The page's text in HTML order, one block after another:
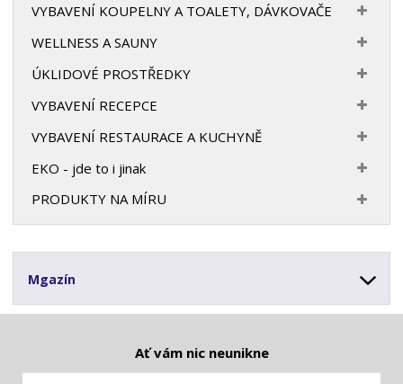
VYBAVENÍ KOUPELNY A TOALETY, DÁVKOVAČE
WELLNESS A SAUNY
ÚKLIDOVÉ PROSTŘEDKY
VYBAVENÍ RECEPCE
VYBAVENÍ RESTAURACE A KUCHYNĚ
EKO - jde to i jinak
PRODUKTY NA MÍRU
Mgazín
Ať vám nic neunikne